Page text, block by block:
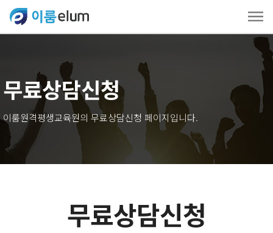
무료상담신청
이룸원격평생교육원의 무료상담신청 페이지입니다.
무료상담신청